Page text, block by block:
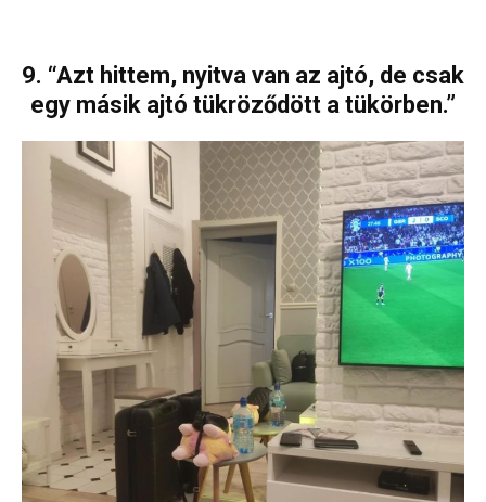
9. “Azt hittem, nyitva van az ajtó, de csak
egy másik ajtó tükröződött a tükörben.”